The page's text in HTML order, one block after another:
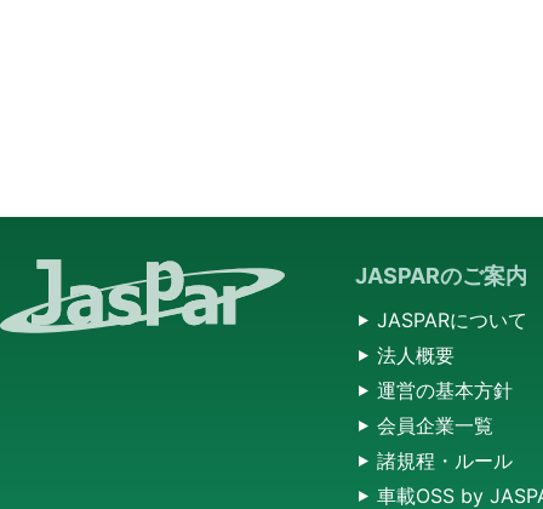
JASPARのご案内
JASPARについて
法人概要
運営の基本方針
会員企業一覧
諸規程・ルール
車載OSS by